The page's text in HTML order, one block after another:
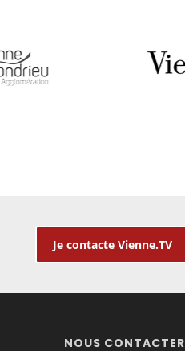
Je contacte Vienne.TV
NOUS CONTACTER